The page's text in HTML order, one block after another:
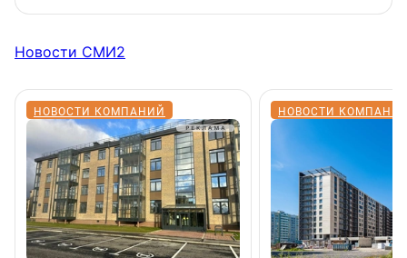
Новости СМИ2
НОВОСТИ КОМПАНИЙ НОВОСТИ